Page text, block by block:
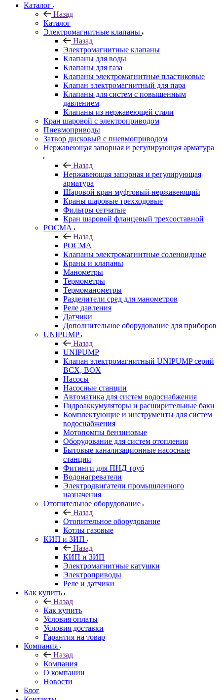
Каталог
Назад
Каталог
Электромагнитные клапаны
Назад
Электромагнитные клапаны
Клапаны для воды
Клапаны для газа
Клапаны электромагнитные пластиковые
Клапан электромагнитный для пара
Клапаны для систем с повышенным
давлением
Клапаны из нержавеющей стали
Кран шаровой с электроприводом
Пневмоприводы
Затвор дисковый с пневмоприводом
Нержавеющая запорная и регулирующая арматура
Назад
Нержавеющая запорная и регулирующая
арматура
Шаровой кран муфтовый нержавеющий
Краны шаровые трехходовые
Фильтры сетчатые
Кран шаровой фланцевый трехсоставной
РОСМА
Назад
РОСМА
Клапаны электромагнитные соленоидные
Краны и клапаны
Манометры
Термометры
Термоманометры
Разделители сред для манометров
Реле давления
Датчики
Дополнительное оборудование для приборов
UNIPUMP
Назад
UNIPUMP
Клапан электромагнитный UNIPUMP серий
BCX, BOX
Насосы
Насосные станции
Автоматика для систем водоснабжения
Гидроаккумуляторы и расширительные баки
Комплектующие и инструменты для систем
водоснабжения
Мотопомпы бензиновые
Оборудование для систем отопления
Бытовые канализационные насосные
станции
Фитинги для ПНД труб
Водонагреватели
Электродвигатели промышленного
назначения
Отопительное оборудование
Назад
Отопительное оборудование
Котлы газовые
КИП и ЗИП
Назад
КИП и ЗИП
Электромагнитные катушки
Электроприводы
Реле и датчики
Как купить
Назад
Как купить
Условия оплаты
Условия доставки
Гарантия на товар
Компания
Назад
Компания
О компании
Новости
Блог